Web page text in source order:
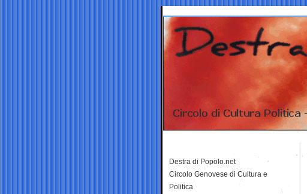
Destra di Popolo.net
Circolo Genovese di Cultura e
Politica